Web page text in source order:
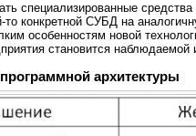
специализированные
конкретной СУБД на
особенностям новой
становится наблюдаемой
архитектуры